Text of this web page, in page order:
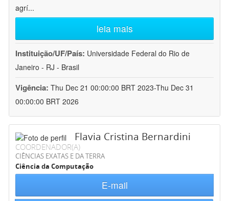
agrí...
leia mais
Instituição/UF/País: Universidade Federal do Rio de
Janeiro - RJ - Brasil
Vigência: Thu Dec 21 00:00:00 BRT 2023-Thu Dec 31
00:00:00 BRT 2026
Flavia Cristina Bernardini
COORDENADOR(A)
CIÊNCIAS EXATAS E DA TERRA
Ciência da Computação
E-mail